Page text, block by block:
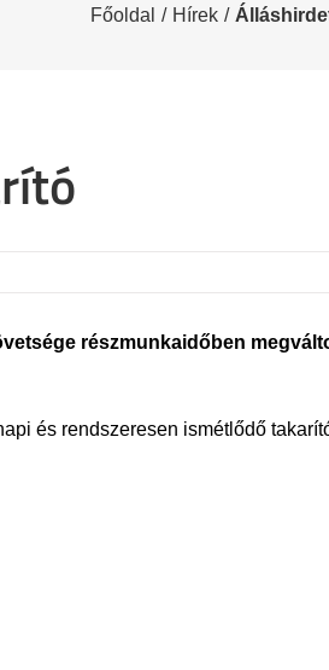
Főoldal / Hírek /
részmunkaidőben
és rendszeresen ismétlődő